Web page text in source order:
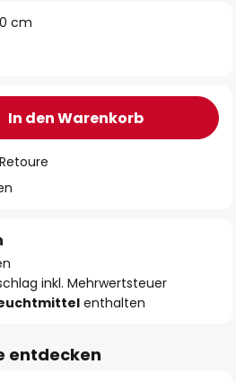
cm
In den Warenkorb
inkl. Mehrwertsteuer
enthalten
entdecken